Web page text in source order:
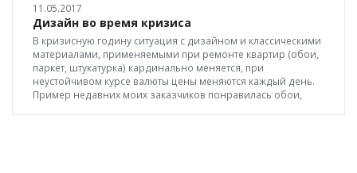
11.05.2017
Дизайн во время кризиса
В кризисную годину ситуация с дизайном и классическими
материалами, применяемыми при ремонте квартир (обои,
паркет, штукатурка) кардинально меняется, при
неустойчивом курсе валюты цены меняются каждый день.
Пример недавних моих заказчиков понравилась обои,